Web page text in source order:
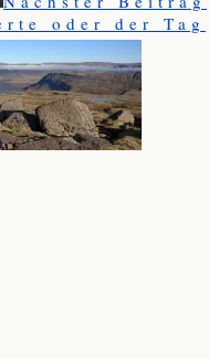
oder der Tag